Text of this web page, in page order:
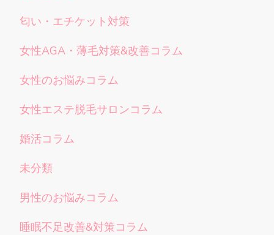
匂い・エチケット対策
女性AGA・薄毛対策&改善コラム
女性のお悩みコラム
女性エステ脱毛サロンコラム
婚活コラム
未分類
男性のお悩みコラム
睡眠不足改善&対策コラム